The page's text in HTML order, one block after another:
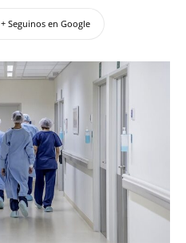
+ Seguinos en Google